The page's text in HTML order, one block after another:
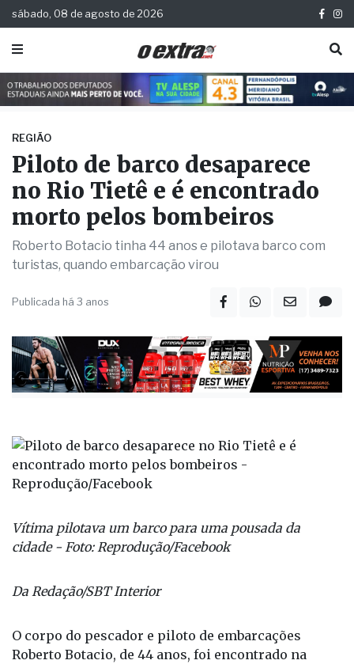
sábado, 08 de agosto de 2026
REGIÃO
Piloto de barco desaparece
no Rio Tietê e é encontrado
morto pelos bombeiros
Roberto Botacio tinha 44 anos e pilotava barco com
turistas, quando embarcação virou
Publicada há 3 anos
Vítima pilotava um barco para uma pousada da
cidade - Foto: Reprodução/Facebook
Da Redação/SBT Interior
O corpo do pescador e piloto de embarcações
Roberto Botacio, de 44 anos, foi encontrado na